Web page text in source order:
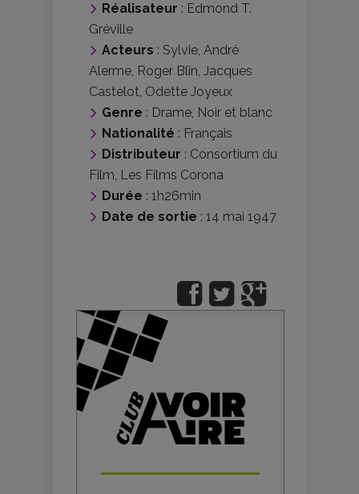
Réalisateur : Edmond T.
Gréville
Acteurs : Sylvie, André
Alerme, Roger Blin, Jacques
Castelot, Odette Joyeux
Genre : Drame, Noir et blanc
Nationalité : Français
Distributeur : Consortium du
Film, Les Films Corona
Durée : 1h26min
Date de sortie : 14 mai 1947